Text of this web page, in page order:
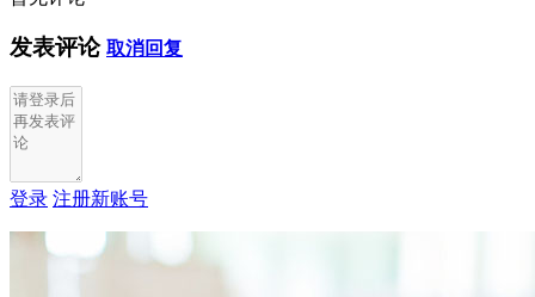
发表评论 取消回复
登录 注册新账号